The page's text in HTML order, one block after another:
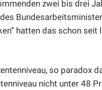
zwei bis drei
hatten das schon
so paradox
nicht unter 48